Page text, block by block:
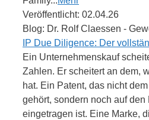
Veröffentlicht: 02.04.26
Blog: Dr. Rolf Claessen -
IP Due Diligence: Der
Ein Unternehmenskauf
Zahlen. Er scheitert an dem,
hat. Ein Patent, das nicht
gehört, sondern noch auf
eingetragen ist. Eine Marke,